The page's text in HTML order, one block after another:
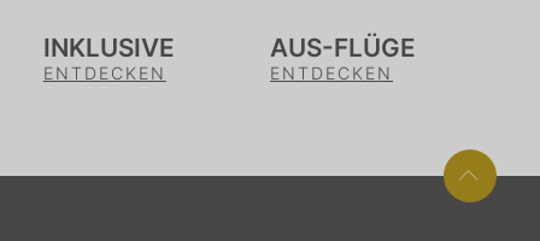
INKLUSIVE
ENTDECKEN
AUS-FLÜGE
ENTDECKEN